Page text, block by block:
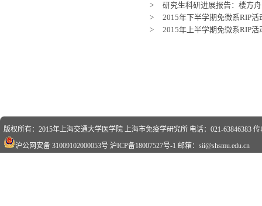
>
研究生科研进展报告：楼方
>
2015年下半学期免微系RIP活
>
2015年上半学期免微系RIP活
版权所有：2015年上海交通大学医学院 上海市免疫学研究所 电话：021-63846383 传
沪公网安备 31009102000053号 沪ICP备18007527号-1 邮箱：sii@shsmu.edu.cn